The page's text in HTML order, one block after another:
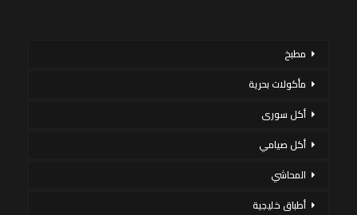
مطبخ
مأكولات بحرية
أكل سورى
أكل صيامي
المحاشي
أطباق خليجية